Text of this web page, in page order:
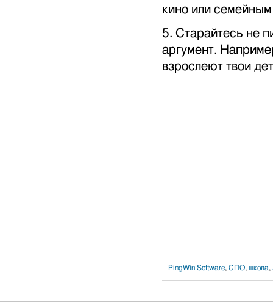
кино или
5. Старайтесь не
аргумент.
взрослеют твои
PingWin Software, СПО, школа,